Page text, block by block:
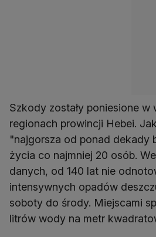
Szkody zostały poniesione w
regionach prowincji Hebei.
"najgorsza od ponad dekady
życia co najmniej 20 osób.
danych, od 140 lat nie
intensywnych opadów
soboty do środy. Miejscami
litrów wody na metr